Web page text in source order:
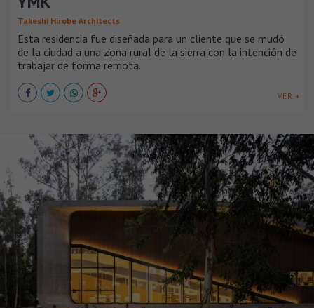
Takeshi Hirobe Architects
Esta residencia fue diseñada para un cliente que se mudó
de la ciudad a una zona rural de la sierra con la intención de
trabajar de forma remota.
VER +